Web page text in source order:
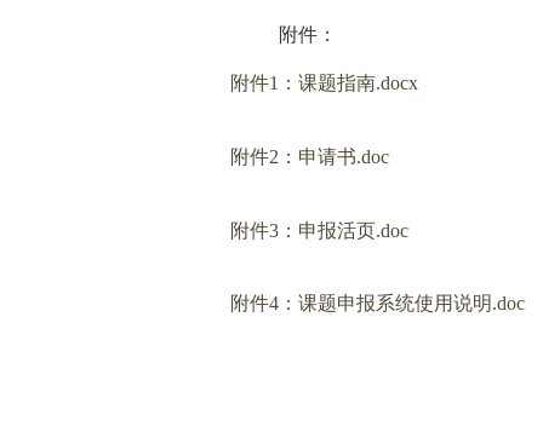
附件：
附件1：课题指南.docx
附件2：申请书.doc
附件3：申报活页.doc
附件4：课题申报系统使用说明.doc